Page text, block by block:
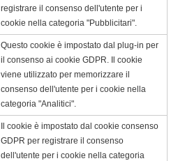
registrare il consenso dell'utente per i
cookie nella categoria "Pubblicitari".
Questo cookie è impostato dal plug-in per
il consenso ai cookie GDPR. Il cookie
viene utilizzato per memorizzare il
consenso dell'utente per i cookie nella
categoria "Analitici".
Il cookie è impostato dal cookie consenso
GDPR per registrare il consenso
dell'utente per i cookie nella categoria